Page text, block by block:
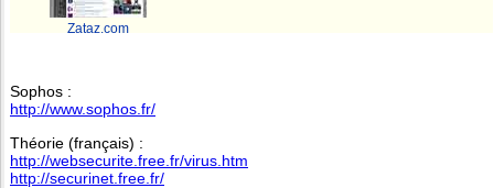
Zataz.com
Sophos :
http://www.sophos.fr/
Théorie (français) :
http://websecurite.free.fr/virus.htm
http://securinet.free.fr/